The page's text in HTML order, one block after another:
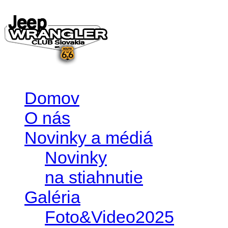
Domov
O nás
Novinky a médiá
Novinky
na stiahnutie
Galéria
Foto&Video2025